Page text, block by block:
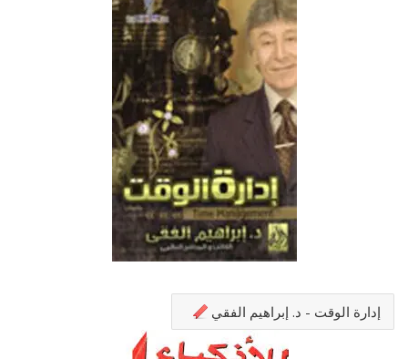
إدارة الوقت - د. إبراهيم الفقي